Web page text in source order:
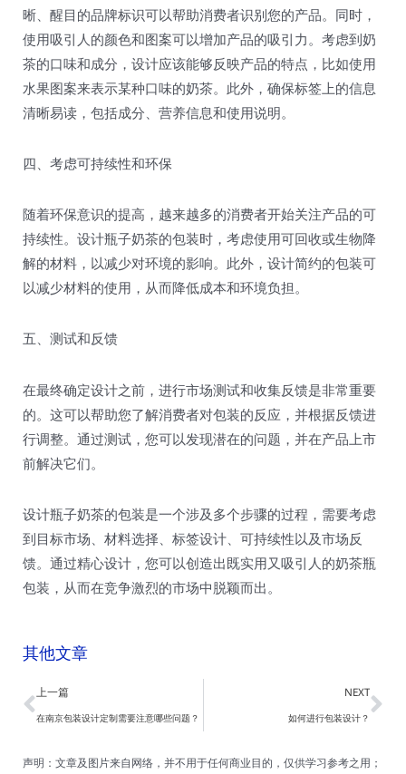
晰、醒目的品牌标识可以帮助消费者识别您的产品。同时，
使用吸引人的颜色和图案可以增加产品的吸引力。考虑到奶
茶的口味和成分，设计应该能够反映产品的特点，比如使用
水果图案来表示某种口味的奶茶。此外，确保标签上的信息
清晰易读，包括成分、营养信息和使用说明。
四、考虑可持续性和环保
随着环保意识的提高，越来越多的消费者开始关注产品的可
持续性。设计瓶子奶茶的包装时，考虑使用可回收或生物降
解的材料，以减少对环境的影响。此外，设计简约的包装可
以减少材料的使用，从而降低成本和环境负担。
五、测试和反馈
在最终确定设计之前，进行市场测试和收集反馈是非常重要
的。这可以帮助您了解消费者对包装的反应，并根据反馈进
行调整。通过测试，您可以发现潜在的问题，并在产品上市
前解决它们。
设计瓶子奶茶的包装是一个涉及多个步骤的过程，需要考虑
到目标市场、材料选择、标签设计、可持续性以及市场反
馈。通过精心设计，您可以创造出既实用又吸引人的奶茶瓶
包装，从而在竞争激烈的市场中脱颖而出。
其他文章
Prev
上一篇
在南京包装设计定制需要注意哪些问题？
NEXT
如何进行包装设计？
声明：文章及图片来自网络，并不用于任何商业目的，仅供学习参考之用；